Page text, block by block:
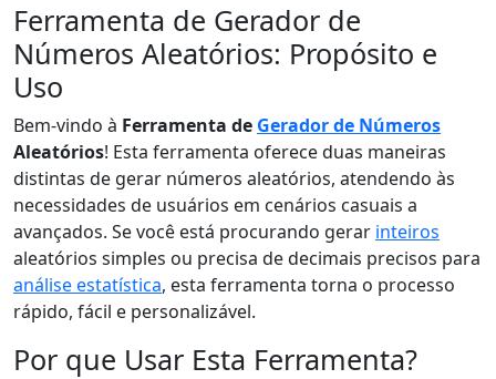
Ferramenta de Gerador de
Números Aleatórios: Propósito e
Uso
Bem-vindo à Ferramenta de Gerador de Números
Aleatórios! Esta ferramenta oferece duas maneiras
distintas de gerar números aleatórios, atendendo às
necessidades de usuários em cenários casuais a
avançados. Se você está procurando gerar inteiros
aleatórios simples ou precisa de decimais precisos para
análise estatística, esta ferramenta torna o processo
rápido, fácil e personalizável.
Por que Usar Esta Ferramenta?